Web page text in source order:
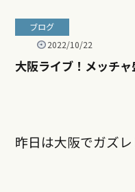
ブログ
2022/10/22
大阪ライブ！メッチ
昨日は大阪でガズレ